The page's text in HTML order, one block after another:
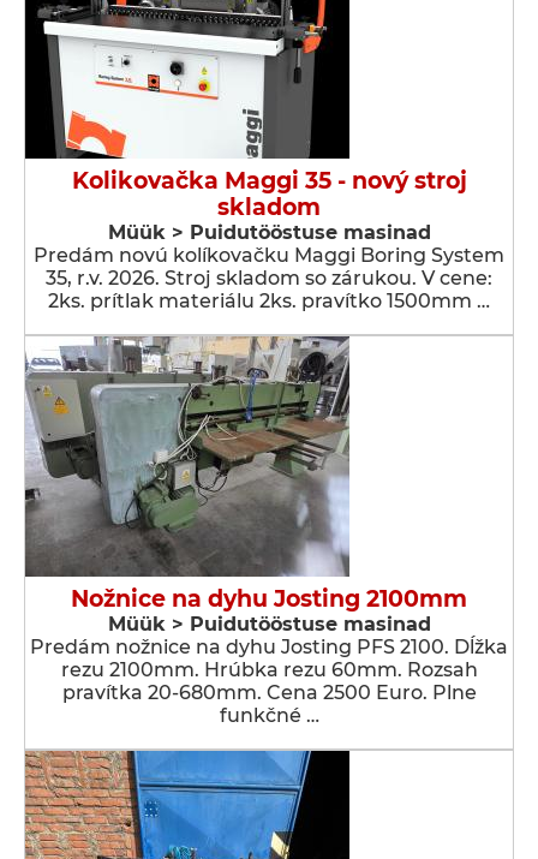
Kolikovačka Maggi 35 - nový stroj
skladom
Müük > Puidutööstuse masinad
Predám novú kolíkovačku Maggi Boring System
35, r.v. 2026. Stroj skladom so zárukou. V cene:
2ks. prítlak materiálu 2ks. pravítko 1500mm …
Nožnice na dyhu Josting 2100mm
Müük > Puidutööstuse masinad
Predám nožnice na dyhu Josting PFS 2100. Dĺžka
rezu 2100mm. Hrúbka rezu 60mm. Rozsah
pravítka 20-680mm. Cena 2500 Euro. Plne
funkčné …